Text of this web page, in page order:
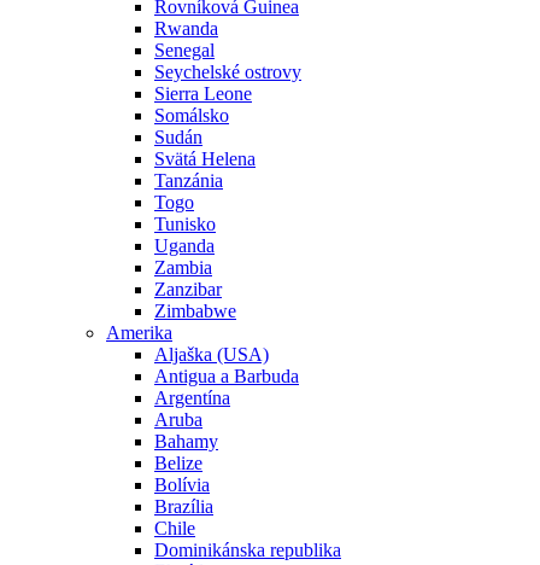
Rovníková Guinea
Rwanda
Senegal
Seychelské ostrovy
Sierra Leone
Somálsko
Sudán
Svätá Helena
Tanzánia
Togo
Tunisko
Uganda
Zambia
Zanzibar
Zimbabwe
Amerika
Aljaška (USA)
Antigua a Barbuda
Argentína
Aruba
Bahamy
Belize
Bolívia
Brazília
Chile
Dominikánska republika